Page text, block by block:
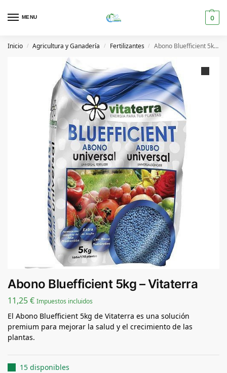
MENU 0
Inicio / Agricultura y Ganadería / Fertilizantes / Abono Bluefficient 5kg – Vitaterra
Abono Bluefficient 5kg – Vitaterra
11,25€ Impuestos incluidos
El Abono Bluefficient 5kg de Vitaterra es una solución
premium para mejorar la salud y el crecimiento de las
plantas.
15 disponibles